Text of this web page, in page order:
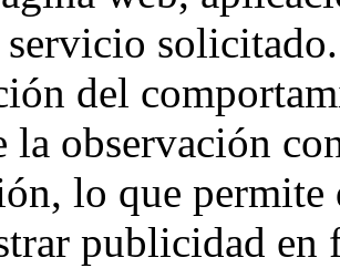
servicio
del
la observación
lo que
publicidad